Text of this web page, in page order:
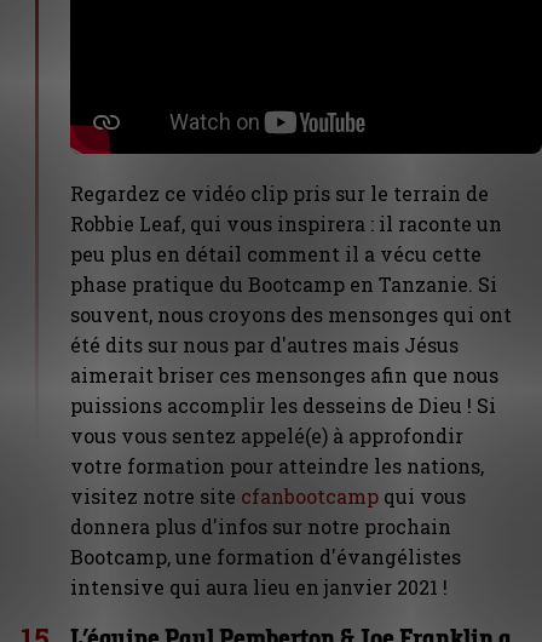
Regardez ce vidéo clip pris sur le terrain de
Robbie Leaf, qui vous inspirera : il raconte un
peu plus en détail comment il a vécu cette
phase pratique du Bootcamp en Tanzanie. Si
souvent, nous croyons des mensonges qui ont
été dits sur nous par d'autres mais Jésus
aimerait briser ces mensonges afin que nous
puissions accomplir les desseins de Dieu ! Si
vous vous sentez appelé(e) à approfondir
votre formation pour atteindre les nations,
visitez notre site cfanbootcamp qui vous
donnera plus d'infos sur notre prochain
Bootcamp, une formation d'évangélistes
intensive qui aura lieu en janvier 2021 !